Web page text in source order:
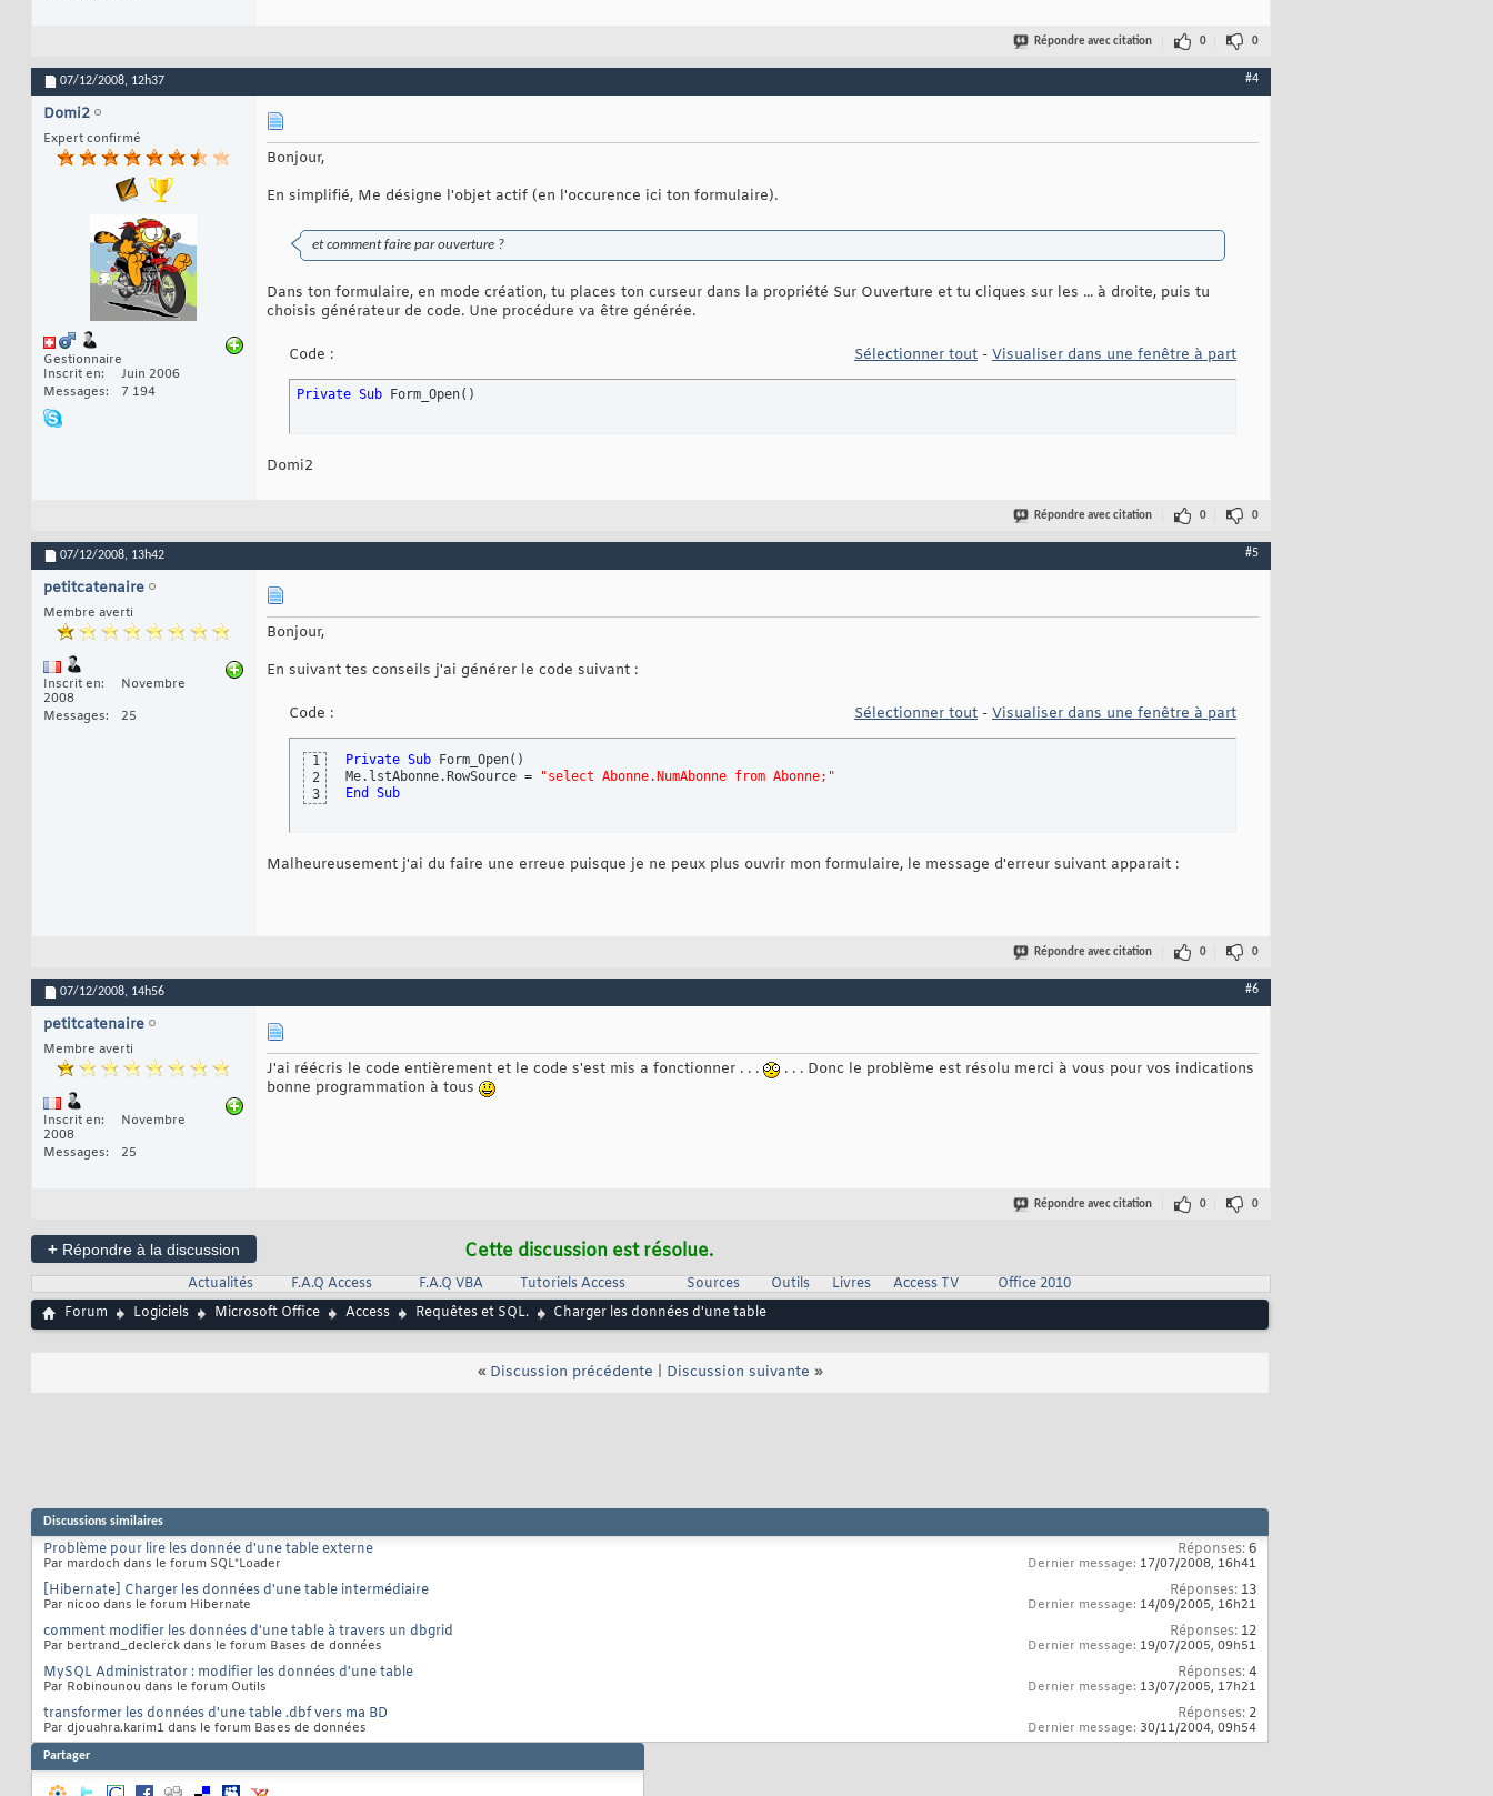
Répondre avec citation 0 0
07/12/2008, 12h37 #4
Domi2
Expert confirmé
Gestionnaire
Inscrit en
Juin 2006
Messages
7 194
Bonjour,
En simplifié, Me désigne l'objet actif (en l'occurence ici ton formulaire).
et comment faire par ouverture ?
Dans ton formulaire, en mode création, tu places ton curseur dans la propriété Sur Ouverture et tu cliques sur les ... à droite, puis tu
choisis générateur de code. Une procédure va être générée.
Code : Sélectionner tout - Visualiser dans une fenêtre à part
Private Sub Form_Open( )
Domi2
Répondre avec citation 0 0
07/12/2008, 13h42 #5
petitcatenaire
Membre averti
Inscrit en
Novembre
2008
Messages
25
Bonjour,
En suivant tes conseils j'ai générer le code suivant :
Code : Sélectionner tout - Visualiser dans une fenêtre à part
1
2
3
Private Sub Form_Open( )
Me.lstAbonne.RowSource =
"select Abonne.NumAbonne from Abonne;"
End
Sub
Malheureusement j'ai du faire une erreue puisque je ne peux plus ouvrir mon formulaire, le message d'erreur suivant apparait :
Répondre avec citation 0 0
07/12/2008, 14h56 #6
petitcatenaire
Membre averti
Inscrit en
Novembre
2008
Messages
25
J'ai réécris le code entièrement et le code s'est mis a fonctionner . . .
. . . Donc le problème est résolu merci à vous pour vos indications
bonne programmation à tous
Répondre avec citation 0 0
+ Répondre à la discussion Cette discussion est résolue.
Actualités F.A.Q Access F.A.Q VBA Tutoriels Access Sources Outils Livres Access TV
Office 2010
Forum
Logiciels Microsoft Office Access Requêtes et SQL. Charger les données d'une table
« Discussion précédente Discussion suivante »
Discussions similaires
Problème pour lire les donnée d'une table externe
Par mardoch dans le forum SQL*Loader
Réponses:6
Dernier message: 17/07/2008, 16h41
[Hibernate] Charger les données d'une table intermédiaire
Par nicoo dans le forum Hibernate
Réponses: 13
Dernier message: 14/09/2005, 16h21
comment modifier les données d'une table à travers un dbgrid
Par bertrand_declerck dans le forum Bases de données
Réponses: 12
Dernier message: 19/07/2005, 09h51
MySQL Administrator : modifier les données d'une table
Par Robinounou dans le forum Outils
Réponses:4
Dernier message: 13/07/2005, 17h21
transformer les données d'une table .dbf vers ma BD
Par djouahra.karim1 dans le forum Bases de données
Réponses: 2
Dernier message: 30/11/2004, 09h54
Partager